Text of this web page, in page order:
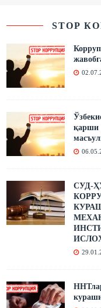
STOP
қарши
СУД-